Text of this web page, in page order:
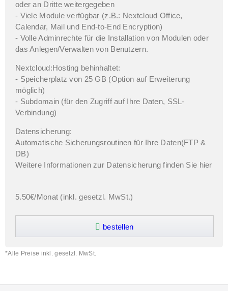
oder an Dritte weitergegeben
- Viele Module verfügbar (z.B.: Nextcloud Office,
Calendar, Mail und End-to-End Encryption)
- Volle Adminrechte für die Installation von Modulen oder
das Anlegen/Verwalten von Benutzern.
Nextcloud:Hosting behinhaltet:
- Speicherplatz von 25 GB (Option auf Erweiterung
möglich)
- Subdomain (für den Zugriff auf Ihre Daten, SSL-
Verbindung)
Datensicherung:
Automatische Sicherungsroutinen für Ihre Daten(FTP &
DB)
Weitere Informationen zur Datensicherung finden Sie hier
5.50€/Monat (inkl. gesetzl. MwSt.)
bestellen
*Alle Preise inkl. gesetzl. MwSt.